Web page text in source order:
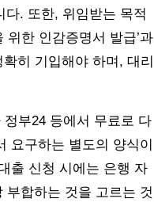
. 또한, 위임받는 목적
한 인감증명서 발급’과
히 기입해야 하며, 대리
부24 등에서 무료로 다
요구하는 별도의 양식이
출 신청 시에는 은행 자
부합하는 것을 고르는 것